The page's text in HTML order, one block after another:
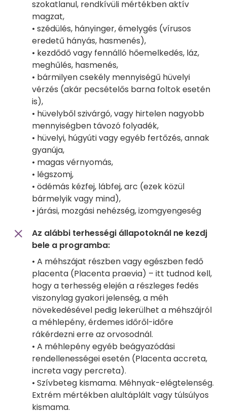
szokatlanul, rendkívüli mértékben aktív
magzat,
• szédülés, hányinger, émelygés (vírusos
eredetű hányás, hasmenés),
• kezdődő vagy fennálló hőemelkedés, láz,
meghűlés, hasmenés,
• bármilyen csekély mennyiségű hüvelyi
vérzés (akár pecsételős barna foltok esetén
is),
• hüvelyből szivárgó, vagy hirtelen nagyobb
mennyiségben távozó folyadék,
• hüvelyi, húgyúti vagy egyéb fertőzés, annak
gyanúja,
• magas vérnyomás,
• légszomj,
• ödémás kézfej, lábfej, arc (ezek közül
bármelyik vagy mind),
• járási, mozgási nehézség, izomgyengeség
Az alábbi terhességi állapotoknál ne kezdj
bele a programba:
• A méhszájat részben vagy egészben fedő
placenta (Placenta praevia) – itt tudnod kell,
hogy a terhesség elején a részleges fedés
viszonylag gyakori jelenség, a méh
növekedésével pedig lekerülhet a méhszájról
a méhlepény, érdemes időről-időre
rákérdezni erre az orvosodnál.
• A méhlepény egyéb beágyazódási
rendellenességei esetén (Placenta accreta,
increta vagy percreta).
• Szívbeteg kismama. Méhnyak-elégtelenség.
Extrém mértékben alultáplált vagy túlsúlyos
kismama.